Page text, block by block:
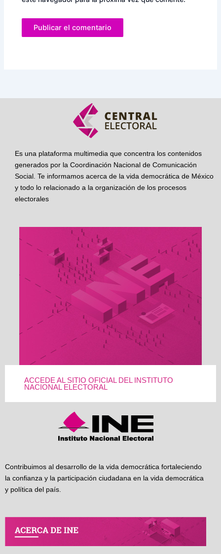
Es una plataforma multimedia que concentra los contenidos
generados por la Coordinación Nacional de Comunicación
Social. Te informamos acerca de la vida democrática de México
y todo lo relacionado a la organización de los procesos
electorales
ACCEDE AL SITIO OFICIAL DEL INSTITUTO
NACIONAL ELECTORAL
Contribuimos al desarrollo de la vida democrática fortaleciendo
la confianza y la participación ciudadana en la vida democrática
y política del país.